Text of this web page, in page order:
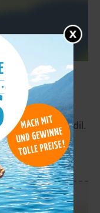
km
Рилски
/ Kjustendil.